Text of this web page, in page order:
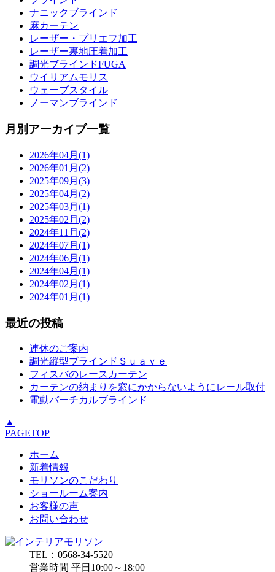
ナニックブラインド
麻カーテン
レーザー・プリエフ加工
レーザー裏地圧着加工
調光ブラインドFUGA
ウイリアムモリス
ウェーブスタイル
ノーマンブラインド
月別アーカイブ一覧
2026年04月(1)
2026年01月(2)
2025年09月(3)
2025年04月(2)
2025年03月(1)
2025年02月(2)
2024年11月(2)
2024年07月(1)
2024年06月(1)
2024年04月(1)
2024年02月(1)
2024年01月(1)
最近の投稿
連休のご案内
調光縦型ブラインドＳｕａｖｅ
フィスバのレースカーテン
カーテンの納まりを窓にかからないようにレール取付
電動バーチカルブラインド
▲
PAGETOP
ホーム
新着情報
モリソンのこだわり
ショールーム案内
お客様の声
お問い合わせ
TEL：0568-34-5520
営業時間 平日10:00～18:00